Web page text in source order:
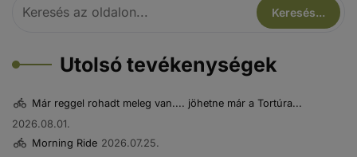
Utolsó tevékenységek
Már reggel rohadt meleg van.... jöhetne már a Tortúra...
2026.08.01.
Morning Ride 2026.07.25.